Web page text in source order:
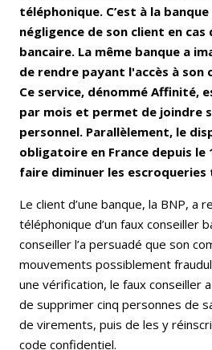
téléphonique. C’est à la
négligence de son client en
bancaire. La même banque a
de rendre payant l'accès à son
Ce service, dénommé Affinité,
par mois et permet de joindre
personnel. Parallèlement, le
obligatoire en France depuis
faire diminuer les escroqueries
Le client d’une banque, la BNP, a
téléphonique d’un faux conseiller
conseiller l’a persuadé que son
mouvements possiblement
une vérification, le faux conseiller
de supprimer cinq personnes de
de virements, puis de les y
code confidentiel.